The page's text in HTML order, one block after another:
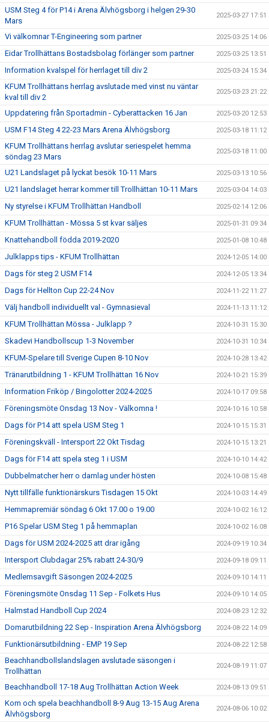
USM Steg 4 för P14 i Arena Älvhögsborg i helgen 29-30
Mars
2025-03-27 17:51
Vi välkomnar T-Engineering som partner 2025-03-25 14:06
Eidar Trollhättans Bostadsbolag förlänger som partner 2025-03-25 13:51
Information kvalspel för herrlaget till div 2 2025-03-24 15:34
KFUM Trollhättans herrlag avslutade med vinst nu väntar
kval till div 2
2025-03-23 21:22
Uppdatering från Sportadmin - Cyberattacken 16 Jan 2025-03-20 12:53
USM F14 Steg 4 22-23 Mars Arena Älvhögsborg 2025-03-18 11:12
KFUM Trollhättans herrlag avslutar seriespelet hemma
söndag 23 Mars
2025-03-18 11:00
U21 Landslaget på lyckat besök 10-11 Mars 2025-03-13 10:56
U21 landslaget herrar kommer till Trollhättan 10-11 Mars 2025-03-04 14:03
Ny styrelse i KFUM Trollhättan Handboll 2025-02-14 12:06
KFUM Trollhättan - Mössa 5 st kvar säljes 2025-01-31 09:34
Knattehandboll födda 2019-2020 2025-01-08 10:48
Julklapps tips - KFUM Trollhättan 2024-12-05 14:00
Dags för steg 2 USM F14 2024-12-05 13:34
Dags för Hellton Cup 22-24 Nov 2024-11-22 11:27
Välj handboll individuellt val - Gymnasieval 2024-11-13 11:12
KFUM Trollhättan Mössa - Julklapp ? 2024-10-31 15:30
Skadevi Handbollscup 1-3 November 2024-10-31 10:34
KFUM-Spelare till Sverige Cupen 8-10 Nov 2024-10-28 13:42
Tränarutbildning 1 - KFUM Trollhättan 16 Nov 2024-10-21 15:39
Information Friköp / Bingolotter 2024-2025 2024-10-17 09:58
Föreningsmöte Onsdag 13 Nov - Välkomna ! 2024-10-16 10:58
Dags för P14 att spela USM Steg 1 2024-10-15 15:31
Föreningskväll - Intersport 22 Okt Tisdag 2024-10-15 13:21
Dags för F14 att spela steg 1 i USM 2024-10-10 14:42
Dubbelmatcher herr o damlag under hösten 2024-10-08 15:48
Nytt tillfälle funktionärskurs Tisdagen 15 Okt 2024-10-03 14:49
Hemmapremiär söndag 6 Okt 17.00 o 19.00 2024-10-02 16:12
P16 Spelar USM Steg 1 på hemmaplan 2024-10-02 16:08
Dags för USM 2024-2025 att drar igång 2024-09-19 10:34
Intersport Clubdagar 25% rabatt 24-30/9 2024-09-18 09:11
Medlemsavgift Säsongen 2024-2025 2024-09-10 14:11
Föreningsmöte Onsdag 11 Sep - Folkets Hus 2024-09-10 14:05
Halmstad Handboll Cup 2024 2024-08-23 12:32
Domarutbildning 22 Sep - Inspiration Arena Älvhögsborg 2024-08-22 14:09
Funktionärsutbildning - EMP 19 Sep 2024-08-22 12:58
Beachhandbollslandslagen avslutade säsongen i
Trollhättan
2024-08-19 11:07
Beachhandboll 17-18 Aug Trollhättan Action Week 2024-08-13 09:51
Kom och spela beachhandboll 8-9 Aug 13-15 Aug Arena
Älvhögsborg
2024-08-06 10:02